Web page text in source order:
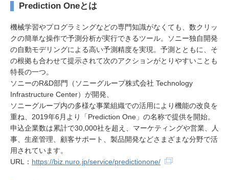
Prediction Oneとは
機械学習やプログラミングなどの専門知識がなくても、数クリッ
クの簡単な操作で予測分析が実行できるツール。ソニー独自開発
の自動モデリングによる高い予測精度を実現。予測とともに、そ
の根拠も合わせて提示されて次のアクションがとりやすいことも
特長の一つ。
ソニーのR&D部門（ソニーグループ株式会社 Technology
Infrastructure Center）が開発、
ソニーグループ内の多様な事業組織での活用により機能の改良を
重ね、2019年6月より「Prediction One」の名称で提供を開始。
申込企業数は累計で30,000社を超え、マーケティングや営業、人
事、生産管理、顧客サポート、製品開発などさまざまな分野で活
用されています。
URL： https://biz.nuro.jp/service/predictionone/